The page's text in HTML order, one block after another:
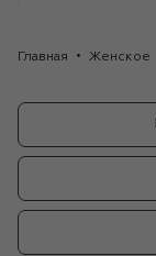
Главная Женское